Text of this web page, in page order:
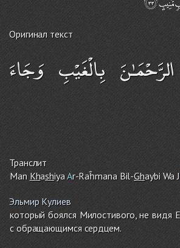
Оригинал текст
بِالْغَيْبِ وَجَاءَ
Транслит
Man KhashiyaAr-Raĥmana Bil-Ghaybi Wa J
Эльмир Кулиев
который боялся Милостивого, не видя
с обращающимся сердцем.